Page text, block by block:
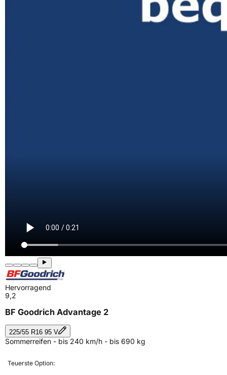
Hervorragend
9,2
BF Goodrich Advantage 2
225/55 R16 95 V
Sommerreifen - bis 240 km/h - bis 690 kg
Teuerste Option: